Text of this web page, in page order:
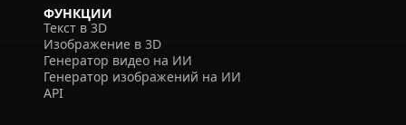
ФУНКЦИИ
Текст в 3D
Изображение в 3D
Генератор видео на ИИ
Генератор изображений на ИИ
API